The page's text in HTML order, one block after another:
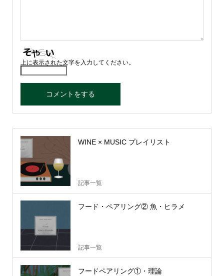
上に表示された文字を入力してください。
WINE × MUSIC プレイリスト
記事一覧
フード・ペアリング② 魚・ヒラメ
記事一覧
フードペアリング①・理論